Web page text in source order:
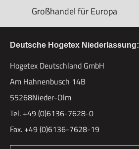
Großhandel für Europa
Deutsche Hogetex Niederlassung:
Hogetex Deutschland GmbH
Am Hahnenbusch 14B
55268Nieder-Olm
Tel. +49 (0)6136-7628-0
Fax. +49 (0)6136-7628-19